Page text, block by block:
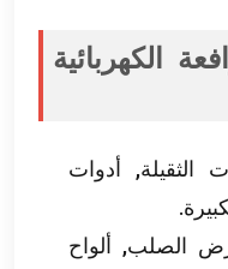
الثقيلة, أدوات
الصلب, ألواح